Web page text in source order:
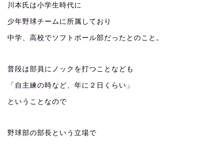
川本氏は小学生時代に
少年野球チームに所属しており
中学、高校でソフトボール部だったとのこと。
普段は部員にノックを打つことなども
「自主練の時など、年に２日くらい」
ということなので
野球部の部長という立場で